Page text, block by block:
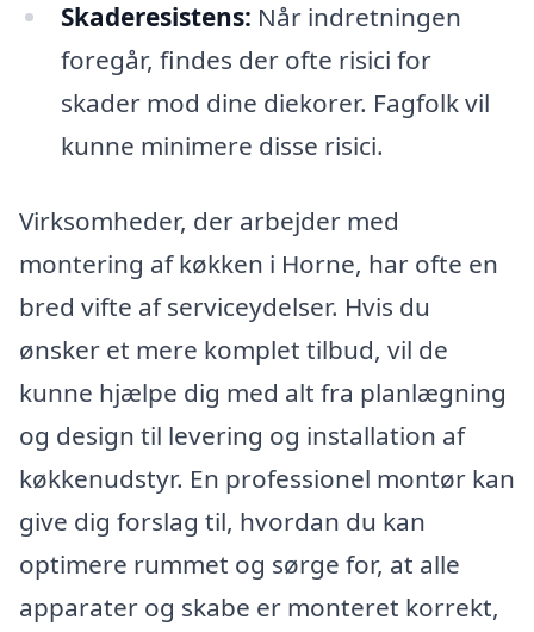
Skaderesistens: Når indretningen
foregår, findes der ofte risici for
skader mod dine diekorer. Fagfolk vil
kunne minimere disse risici.
Virksomheder, der arbejder med
montering af køkken i Horne, har ofte en
bred vifte af serviceydelser. Hvis du
ønsker et mere komplet tilbud, vil de
kunne hjælpe dig med alt fra planlægning
og design til levering og installation af
køkkenudstyr. En professionel montør kan
give dig forslag til, hvordan du kan
optimere rummet og sørge for, at alle
apparater og skabe er monteret korrekt,